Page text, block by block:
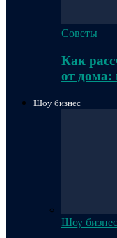
Советы
Как
от дома:
Шоу бизнес
Шоу бизнес